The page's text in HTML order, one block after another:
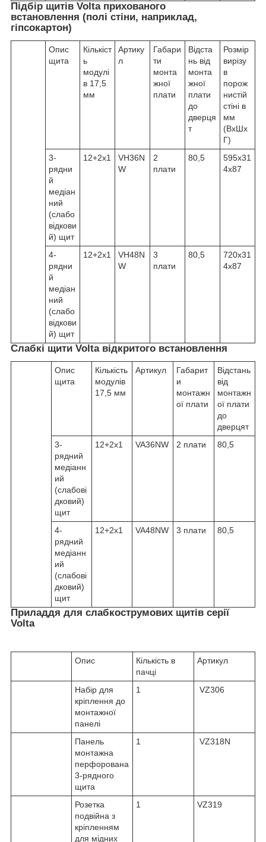
Підбір щитів Volta прихованого
встановлення (полі стіни, наприклад,
гіпсокартон)
Опис
щита
Кількіст
ь
модулі
в 17,5
мм
Артику
л
Габари
ти
монта
жної
плати
Відста
нь від
монта
жної
плати
до
дверця
т
Розмір
вирізу
в
порож
нистій
стіні в
мм
(ВхШх
Г)
3-
рядни
й
медіан
ний
(слабо
відкови
й) щит
12+2х1
VH36N
W
2
плати
80,5
595x31
4x87
4-
рядни
й
медіан
ний
(слабо
відкови
й) щит
12+2х1
VH48N
W
3
плати
80,5
720x31
4x87
Слабкі щити Volta відкритого встановлення
Опис
щита
Кількість
модулів
17,5 мм
Артикул
Габарит
и
монтажн
ої плати
Відстань
від
монтажн
ої плати
до
дверцят
3-
рядний
медіанн
ий
(слабові
дковий)
щит
12+2х1 VA36NW 2 плати 80,5
4-
рядний
медіанн
ий
(слабові
дковий)
щит
12+2х1 VA48NW 3 плати 80,5
Приладдя для слабкострумових щитів серії
Volta
Опис
Кількість в
пачці
Артикул
Набір для
кріплення до
монтажної
панелі
1 VZ306
Панель
монтажна
перфорована
3-рядного
щита
1 VZ318N
Розетка
подвійна з
кріпленням
для мідних
1 VZ319